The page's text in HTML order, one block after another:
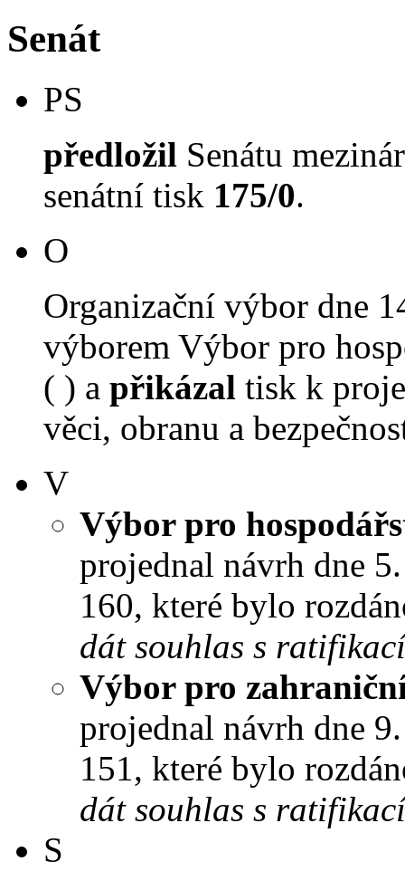
Senát
PS
předložil Senátu
senátní tisk 175/0.
O
Organizační výbor dne
výborem Výbor pro
( ) a přikázal tisk k
věci, obranu a
V
Výbor pro
projednal návrh dne
160, které bylo
dát souhlas s ratifikací
Výbor pro
projednal návrh dne
151, které bylo
dát souhlas s ratifikací
S